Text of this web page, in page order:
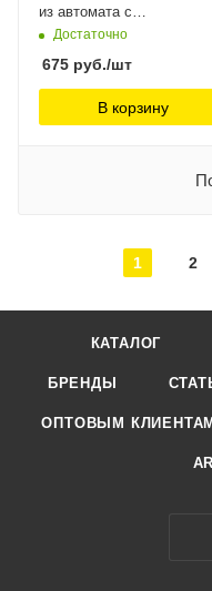
из автомата с
подствольником Три
Достаточно
675 руб./шт
В корзину
1 2
КАТАЛОГ
БРЕНДЫ
ОПТОВЫМ КЛИЕНТАМ